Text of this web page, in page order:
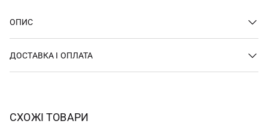
ОПИС
ДОСТАВКА І ОПЛАТА
СХОЖІ ТОВАРИ